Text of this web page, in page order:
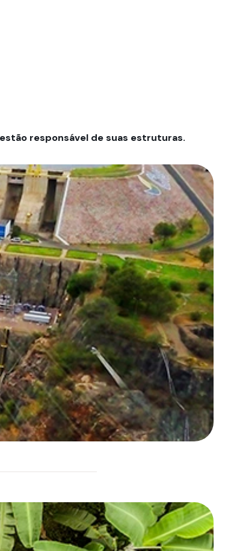
responsável de suas estruturas.